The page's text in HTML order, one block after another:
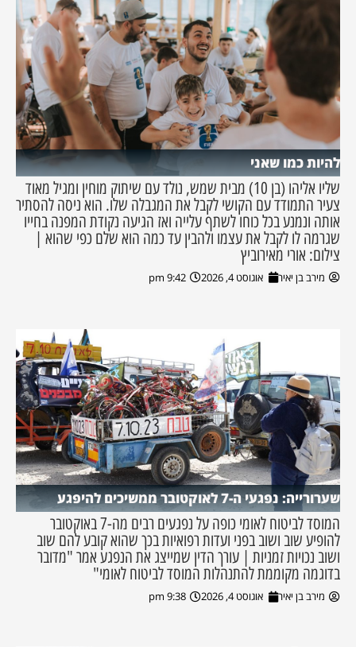
להיות כמו שאני
שליו אליהו (בן 10) מבית שמש, נולד עם שיתוק מוחין ומגיל מאוד
צעיר התמודד עם הקושי לקבל את המגבלה שלו. הוא ניסה להסתיר
אותה ונמנע בכל כוחו לשתף עלייה ואז הגיעה נקודת המפנה בחייו
שגרמה לו לקבל את עצמו ולהבין עד כמה הוא שלם כפי שהוא |
צילום: אורי מאירוביץ
מירב בן יאיר אוגוסט 4, 2026 9:42 pm
שערורייה: נפגעי ה-7 לאוקטובר ממשיכים להיפגע
המוסד לביטוח לאומי כופה על נפגעים רבים מה-7 באוקטובר
להופיע שוב ושוב בפני ועדות רפואיות בכך שהוא קובע להם שוב
ושוב נכויות זמניות | עורך הדין שמייצג את הנפגע אמר "מדובר
בדוגמה מקוממת להתנהלות המוסד לביטוח לאומי"
מירב בן יאיר אוגוסט 4, 2026 9:38 pm